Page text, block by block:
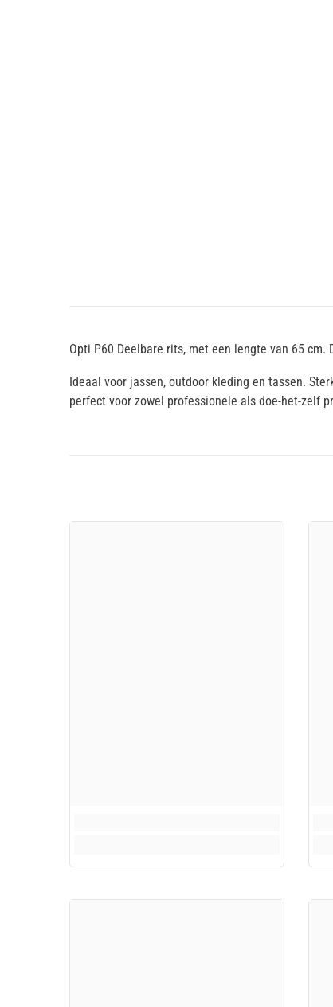
Opti P60 Deelbare rits, met een lengte van 65
Ideaal voor jassen, outdoor kleding en tassen.
perfect voor zowel professionele als doe-het-zelf